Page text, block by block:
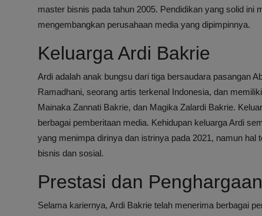
master bisnis pada tahun 2005. Pendidikan yang solid ini
mengembangkan perusahaan media yang dipimpinnya.
Keluarga Ardi Bakrie
Ardi adalah anak bungsu dari tiga bersaudara pasangan
Ramadhani, seorang artis terkenal Indonesia, dan
Mainaka Zannati Bakrie, dan Magika Zalardi Bakrie.
berbagai pemberitaan media. Kehidupan keluarga Ardi
yang menimpa dirinya dan istrinya pada 2021, namun
bisnis dan sosial.
Prestasi dan
Selama kariernya, Ardi Bakrie telah menerima berbagai